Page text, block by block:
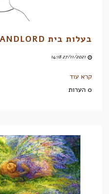
בעלות בית LANDLORD
27/11/2021 14:18
קרא עוד
0 הערות